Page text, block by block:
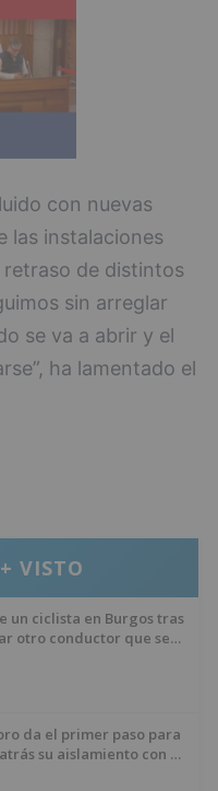
con nuevas
las instalaciones
de distintos
sin arreglar
se va a abrir y el
ha lamentado el
VISTO
un ciclista en Burgos tras
otro conductor que se
da el primer paso para
su aislamiento con el